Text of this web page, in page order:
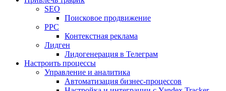
SEO
Поисковое продвижение
PPC
Контекстная реклама
Лидген
Лидогенерация в Телеграм
Настроить процессы
Управление и аналитика
Автоматизация бизнес-процессов